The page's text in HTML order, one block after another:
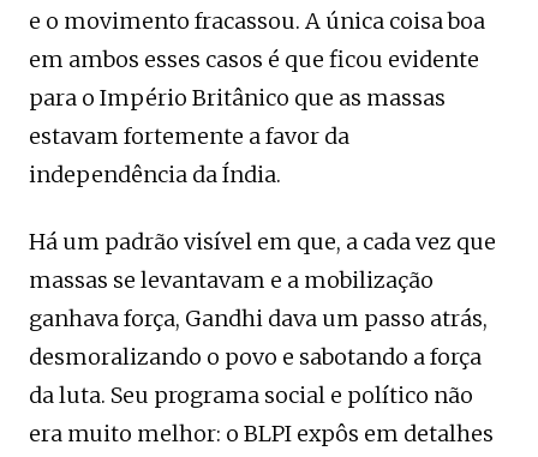
e o movimento fracassou. A única coisa boa
em ambos esses casos é que ficou evidente
para o Império Britânico que as massas
estavam fortemente a favor da
independência da Índia.
Há um padrão visível em que, a cada vez que
massas se levantavam e a mobilização
ganhava força, Gandhi dava um passo atrás,
desmoralizando o povo e sabotando a força
da luta. Seu programa social e político não
era muito melhor: o BLPI expôs em detalhes